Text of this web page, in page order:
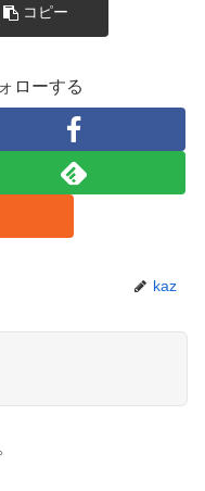
コピー
ローする
kaz